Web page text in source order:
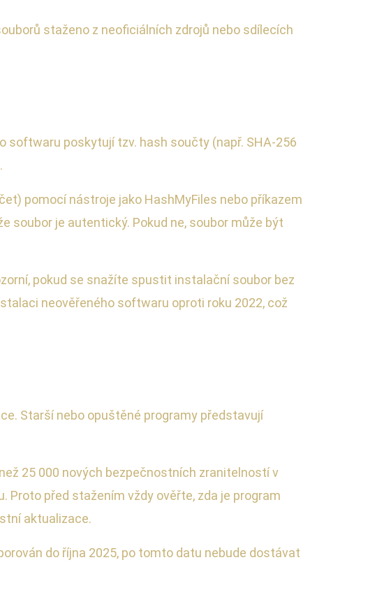
staženo z neoficiálních zdrojů nebo sdílecích
softwaru poskytují tzv. hash součty (např. SHA-256
pomocí nástroje jako HashMyFiles nebo příkazem
soubor je autentický. Pokud ne, soubor může být
pokud se snažíte spustit instalační soubor bez
neověřeného softwaru oproti roku 2022, což
Starší nebo opuštěné programy představují
25 000 nových bezpečnostních zranitelností v
před stažením vždy ověřte, zda je program
aktualizace.
do října 2025, po tomto datu nebude dostávat